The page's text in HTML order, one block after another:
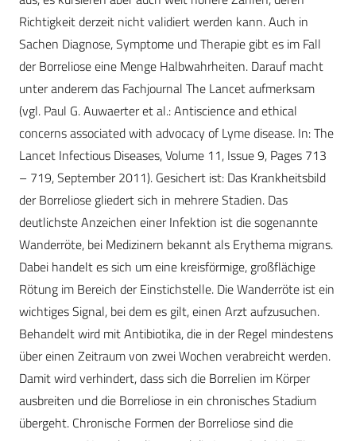
Richtigkeit derzeit nicht validiert werden kann. Auch in
Sachen Diagnose, Symptome und Therapie gibt es im Fall
der Borreliose eine Menge Halbwahrheiten. Darauf macht
unter anderem das Fachjournal The Lancet aufmerksam
(vgl. Paul G. Auwaerter et al.: Antiscience and ethical
concerns associated with advocacy of Lyme disease. In: The
Lancet Infectious Diseases, Volume 11, Issue 9, Pages 713
– 719, September 2011). Gesichert ist: Das Krankheitsbild
der Borreliose gliedert sich in mehrere Stadien. Das
deutlichste Anzeichen einer Infektion ist die sogenannte
Wanderröte, bei Medizinern bekannt als Erythema migrans.
Dabei handelt es sich um eine kreisförmige, großflächige
Rötung im Bereich der Einstichstelle. Die Wanderröte ist ein
wichtiges Signal, bei dem es gilt, einen Arzt aufzusuchen.
Behandelt wird mit Antibiotika, die in der Regel mindestens
über einen Zeitraum von zwei Wochen verabreicht werden.
Damit wird verhindert, dass sich die Borrelien im Körper
ausbreiten und die Borreliose in ein chronisches Stadium
übergeht. Chronische Formen der Borreliose sind die